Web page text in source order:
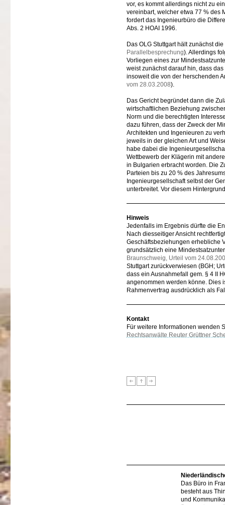
vor, es kommt allerdings nicht zu
vereinbart, welcher etwa 77 % des
fordert das Ingenieurbüro die
Abs. 2 HOAI 1996.
Das OLG Stuttgart hält zunächst
Parallelbesprechung). Allerdings
Vorliegen eines zur
weist zunächst darauf hin, dass
insoweit die von der herschenden
vom 28.03.2008).
Das Gericht begründet dann die
wirtschaftlichen Beziehung
Norm und die berechtigten
dazu führen, dass der Zweck der
Architekten und Ingenieuren zu
jeweils in der gleichen Art und
habe dabei die
Wettbewerb der Klägerin mit
in Bulgarien erbracht worden. Die
Parteien bis zu 20 % des
Ingenieurgesellschaft selbst der
unterbreitet. Vor diesem
Hinweis
Jedenfalls im Ergebnis dürfte die
Nach diesseitiger Ansicht
Geschäftsbeziehungen erhebliche
grundsätzlich eine
Braunschweig, Urteil vom
Stuttgart zurückverwiesen (BGH;
dass ein Ausnahmefall gem. § 4 II
angenommen werden könne. Dies
Rahmenvertrag ausdrücklich als
Kontakt
Für weitere Informationen wenden
Rechtsanwälte Reuter Grüttner
Das Büro in
besteht aus
und